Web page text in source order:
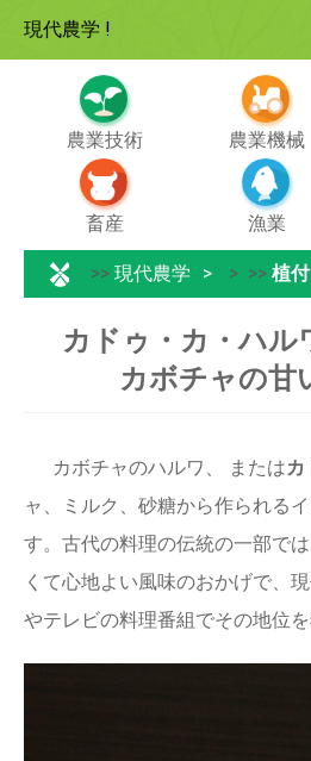
現代農学 !
農業技術 農業機械
畜産 漁業
>> 現代農学 > >> 植付
カドゥ・カ・ハル
カボチャの甘
カボチャのハルワ、 またはカ
ャ、ミルク、砂糖から作られる
す。古代の料理の伝統の一部で
くて心地よい風味のおかげで、
やテレビの料理番組でその地位を